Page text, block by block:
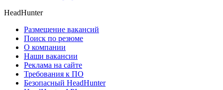
HeadHunter
Размещение вакансий
Поиск по резюме
О компании
Наши вакансии
Реклама на сайте
Требования к ПО
Безопасный HeadHunter